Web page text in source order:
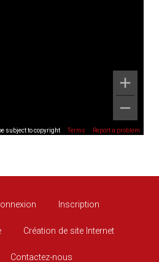
subject to copyright Terms Report a problem
Inscription
Création de site Internet
Contactez-nous